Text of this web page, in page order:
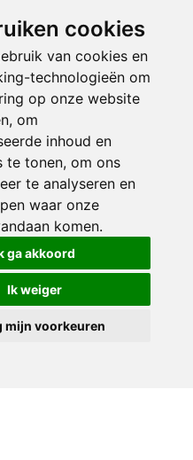
cookies
van cookies en
technologieën om
op onze website
om
inhoud en
te tonen, om ons
te analyseren en
waar onze
komen.
ga akkoord
Ik weiger
mijn voorkeuren
×